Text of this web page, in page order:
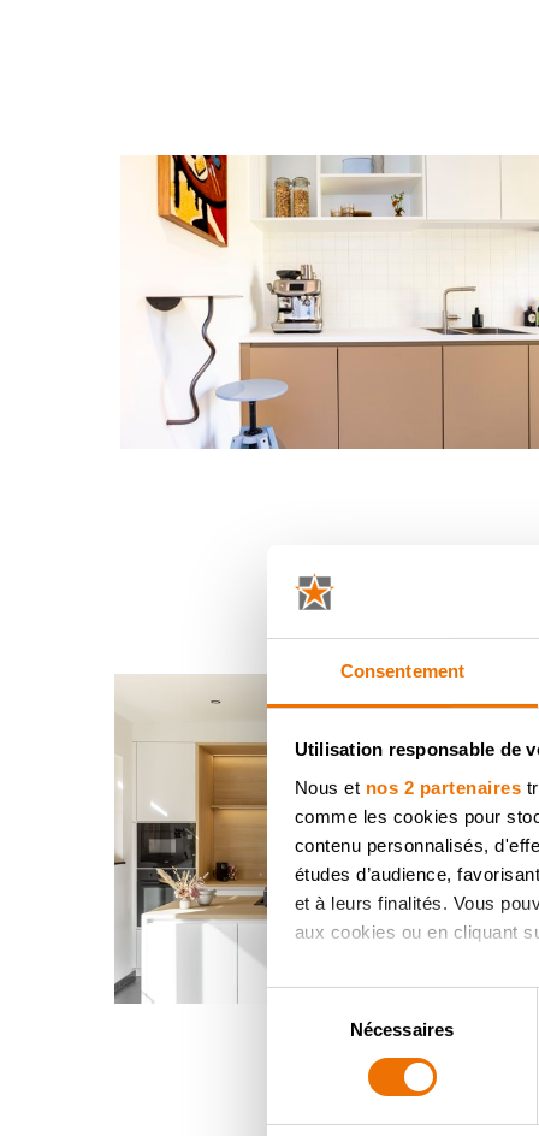
Consentement
Utilisation responsable de
Nous et nos 2 partenaires
comme les cookies pour
contenu personnalisés,
études d’audience,
et à leurs finalités. Vous
aux cookies ou en cliquant
Si vous le permettez, nous
Collecter des
digitales).
consentement
Nécessaires